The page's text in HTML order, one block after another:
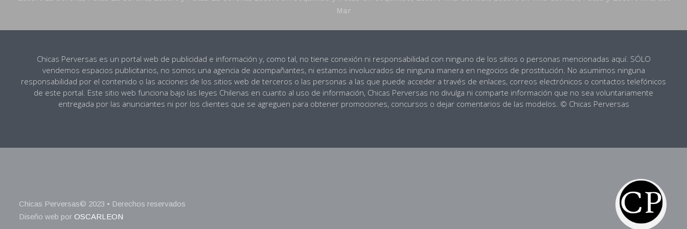
Mar
Chicas Perversas es un portal web de publicidad e información y, como tal, no tiene conexión ni responsabilidad con ninguno de los sitios o personas mencionadas aquí. SÓLO
vendemos espacios publicitarios, no somos una agencia de acompañantes, ni estamos involucrados de ninguna manera en negocios de prostitución. No asumimos ninguna
responsabilidad por el contenido o las acciones de los sitios web de terceros o las personas a las que puede acceder a través de enlaces, correos electrónicos o contactos telefónicos
de este portal. Este sitio web funciona bajo las leyes Chilenas en cuanto al uso de información, Chicas Perversas no divulga ni comparte información que no sea voluntariamente
entregada por las anunciantes ni por los clientes que se agreguen para obtener promociones, concursos o dejar comentarios de las modelos. © Chicas Perversas
Chicas Perversas© 2023 • Derechos reservados
Diseño web por OSCARLEON